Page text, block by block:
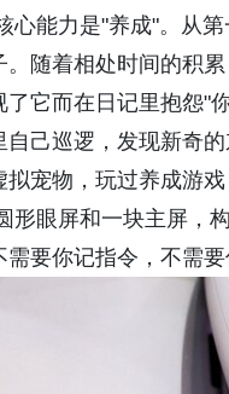
心能力是"养成"。从
。随着相处时间的积
了它而在日记里抱怨"
自己巡逻，发现新奇
拟宠物，玩过养成游
形眼屏和一块主屏，
需要你记指令，不需